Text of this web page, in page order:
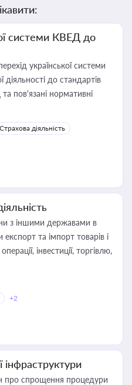
системи КВЕД до
української системи
діяльності до стандартів
пов'язані нормативні
Страхова діяльність
з іншими державами в
та імпорт товарів і
інвестиції, торгівлю,
+2
про спрощення процедури